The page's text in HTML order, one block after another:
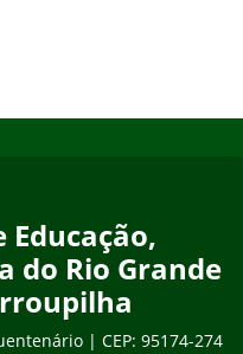
do Rio Grande
| CEP: 95174-274